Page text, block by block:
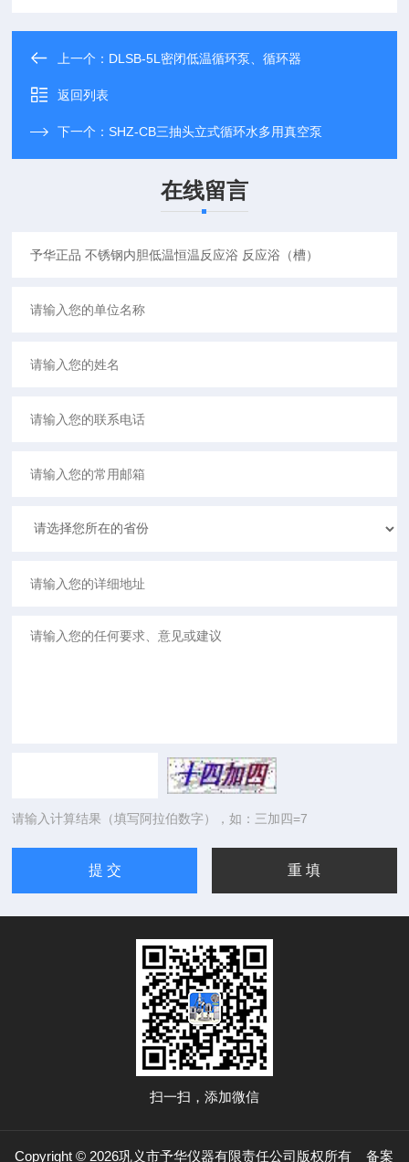
上一个： DLSB-5L密闭低温循环泵、循环器
返回列表
下一个：SHZ-CB三抽头立式循环水多用真空泵
在线留言
请输入计算结果（填写阿拉伯数字），如：三加四=7
扫一扫，添加微信
Copyright © 2026巩义市予华仪器有限责任公司版权所有备案